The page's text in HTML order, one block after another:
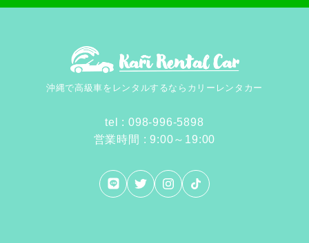
沖縄で高級車をレンタルするなら カリーレンタカー
tel : 098-996-5898
営業時間 : 9:00～19:00